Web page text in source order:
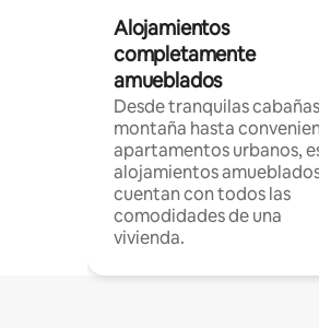
Alojamientos
completamente
amueblados
Desde tranquilas
montaña hasta
apartamentos urbanos,
alojamientos
cuentan con todos las
comodidades de una
vivienda.